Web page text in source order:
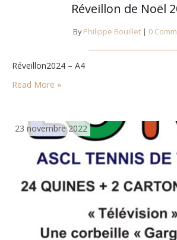
Réveillon de Noël
By Philippe Bouillet 0
Réveillon2024 – A4
Read More »
23 novembre 2022